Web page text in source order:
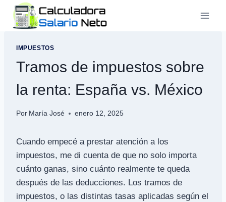
Saltar
IMPUESTOS
Tramos de impuestos sobre
la renta: España vs. México
Por María José enero 12, 2025
Cuando empecé a prestar atención a los
impuestos, me di cuenta de que no solo importa
cuánto ganas, sino cuánto realmente te queda
después de las deducciones. Los tramos de
impuestos, o las distintas tasas aplicadas según el